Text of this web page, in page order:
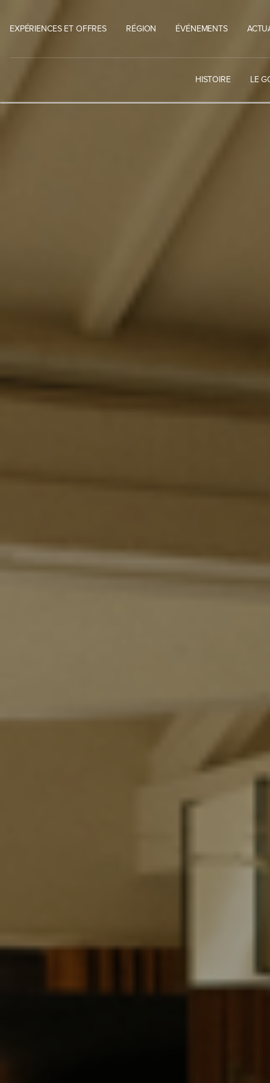
content
EXPÉRIENCES ET OFFRES RÉGION ÉVÉNEMENTS
HISTOIRE LE